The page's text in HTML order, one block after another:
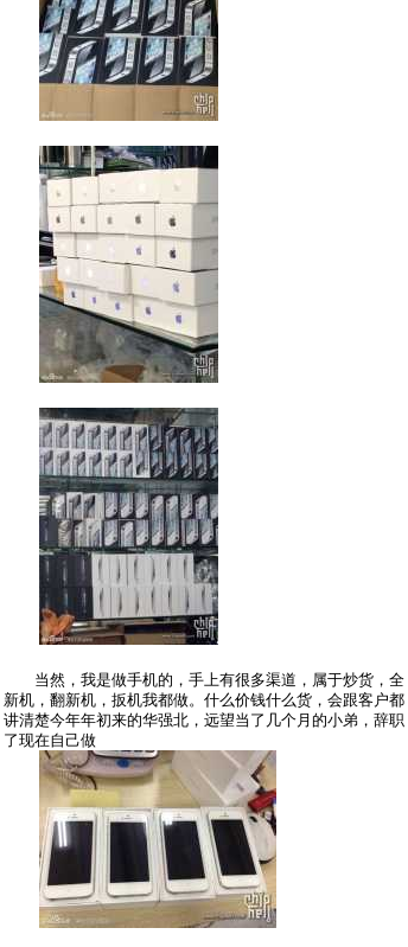
当然，我是做手机的，手上有很多渠道，属于炒货，全
新机，翻新机，扳机我都做。什么价钱什么货，会跟客户都
讲清楚今年年初来的华强北，远望当了几个月的小弟，辞职
了现在自己做